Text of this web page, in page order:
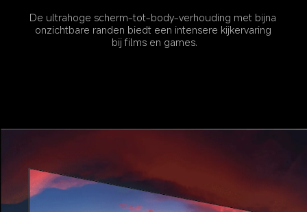
De ultrahoge scherm-tot-body-verhouding met bijna
onzichtbare randen biedt een intensere kijkervaring
bij films en games.